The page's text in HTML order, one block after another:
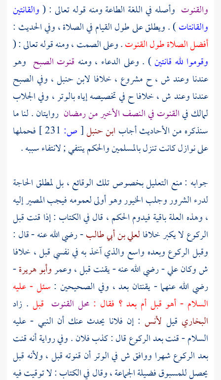
والقنوت وأصله في اللغة الطاعة ومنه قوله تعالى : (والقانتين
والقانتات) . ويطلق على طول القيام في الصلاة ، وفي الحديث :
أفضل الصلاة طول القنوت. وعلى الصمت ، ومنه قوله تعالى : (
وقوموا لله قانتين) . وعلى الدعاء ، ومنه قنوت الصبح وهو
عندنا وعند ش ، ح مشروع ، خلافا لابن حنبل، وفي الصبح
عندنا وعند ش ، خلافا ح في تخصيصه إياه بالوتر ، وفي الجلاب
لمالكفيالقنوت في النصف الأخير من رمضان روايتان . لنا ما
سنذكره من الأحاديث أجاب ابن حنبل[ص:
فحملها
على نوازل كانت تنزل بالمسلمين والحكم ينتفي ; لانتفاء سببه .
جوابه : منع التعليل بخصوص تلك الوقائع ، بل لمطلق الحاجة
لدرء الشرور وجلب الخيور وهو أولى لعمومه فيجب المصير إليه
، وهذه العلة باقية فيدوم الحكم ، قال في الكتاب : إذا قنت قبل
الركوع لا يكبر خلافالعلي بن أبي طالب- رضي الله عنه - قال :
وقبل الركوع وبعده واسع والذي آخذ به في نفسي قبل ، خلافا
ش وكانعلي- رضي الله عنه - يقنت قبل ،وعمروأبو هريرة-
رضي الله عنهما - يقنتان بعد ، وفي الصحيحين : سئل - عليه
السلام - أهو قبل أم بعد ؟ فقال : محل القنوت قبل . زاد
البخاري قيل لأنس : إن فلانا يحدث عنك أن النبي - عليه
السلام - قنت بعد الركوع قال : كذب فلان . وفي رواية أنه قنت
بعد الركوع شهرا ووافق ش في الوتر أن قنوته قبل ، ولأنه قبل
يحصل للمسبوق فضيلة الجماعة ، وقال في الكتاب : لا توقيت فيه